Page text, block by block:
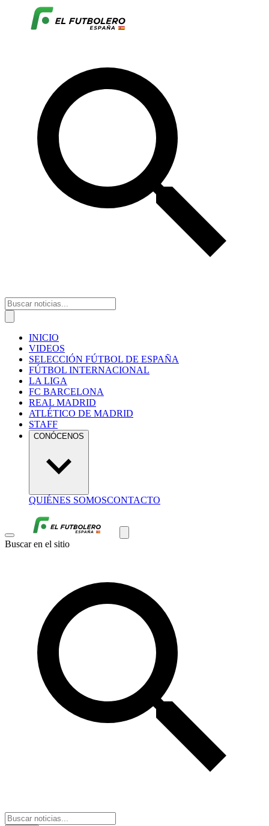
INICIO
VIDEOS
SELECCIÓN FÚTBOL DE ESPAÑA
FÚTBOL INTERNACIONAL
LA LIGA
FC BARCELONA
REAL MADRID
ATLÉTICO DE MADRID
STAFF
CONÓCENOS
QUIÉNES SOMOSCONTACTO
Buscar en el sitio